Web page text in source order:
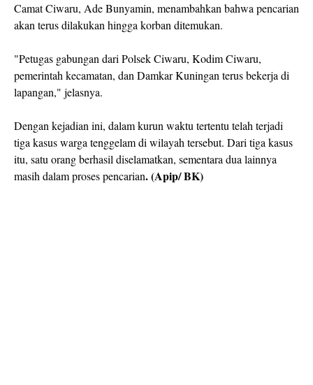
Camat Ciwaru, Ade Bunyamin, menambahkan bahwa pencarian
akan terus dilakukan hingga korban ditemukan.
"Petugas gabungan dari Polsek Ciwaru, Kodim Ciwaru,
pemerintah kecamatan, dan Damkar Kuningan terus bekerja di
lapangan," jelasnya.
Dengan kejadian ini, dalam kurun waktu tertentu telah terjadi
tiga kasus warga tenggelam di wilayah tersebut. Dari tiga kasus
itu, satu orang berhasil diselamatkan, sementara dua lainnya
masih dalam proses pencarian. (Apip/ BK)